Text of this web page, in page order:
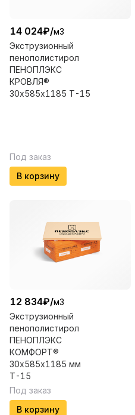
14 024₽/м3
Экструзионный
пенополистирол
ПЕНОПЛЭКС
КРОВЛЯ®
30х585х1185 Т-15
Под заказ
В корзину
12 834₽/м3
Экструзионный
пенополистирол
ПЕНОПЛЭКС
КОМФОРТ®
30х585х1185 мм
Т-15
Под заказ
В корзину